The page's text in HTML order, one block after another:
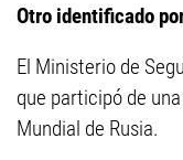
Otro identificado
El Ministerio de
que participó de
Mundial de Rusia.